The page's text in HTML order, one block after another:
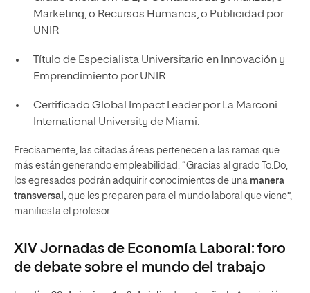
Marketing, o Recursos Humanos, o Publicidad por
UNIR
Título de Especialista Universitario en Innovación y
Emprendimiento por UNIR
Certificado Global Impact Leader por La Marconi
International University de Miami.
Precisamente, las citadas áreas pertenecen a las ramas que
más están generando empleabilidad. “Gracias al grado To.Do,
los egresados podrán adquirir conocimientos de una manera
transversal, que les preparen para el mundo laboral que viene”,
manifiesta el profesor.
XIV Jornadas de Economía Laboral: foro
de debate sobre el mundo del trabajo